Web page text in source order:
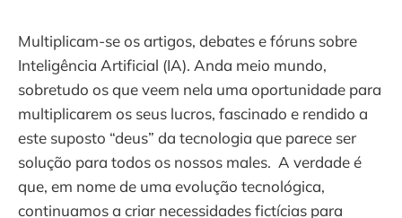
Multiplicam-se os artigos, debates e fóruns sobre
Inteligência Artificial (IA). Anda meio mundo,
sobretudo os que veem nela uma oportunidade para
multiplicarem os seus lucros, fascinado e rendido a
este suposto “deus” da tecnologia que parece ser
solução para todos os nossos males. A verdade é
que, em nome de uma evolução tecnológica,
continuamos a criar necessidades fictícias para